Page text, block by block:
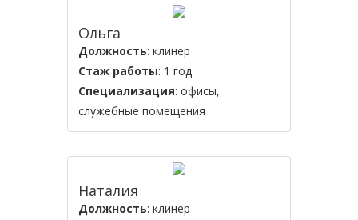
Ольга
Должность: клинер
Стаж работы: 1 год
Специализация: офисы,
служебные помещения
Наталия
Должность: клинер